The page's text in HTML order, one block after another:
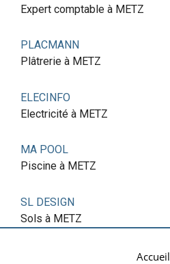
Expert comptable à METZ
PLACMANN
Plâtrerie à METZ
ELECINFO
Electricité à METZ
MA POOL
Piscine à METZ
SL DESIGN
Sols à METZ
Accueil